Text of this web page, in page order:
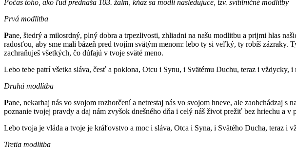
Počas toho, ako ľud prednáša 103. žalm, kňaz sa modlí nasledujúce, tzv. svitilničné modlitby
Prvá modlitba
Pane, štedrý a milosrdný, plný dobra a trpezlivosti, zhliadni na našu modlitbu a prijmi hlas
radosťou, aby sme mali bázeň pred tvojím svätým menom: lebo ty si veľký, ty robíš zázraky.
zachraňuješ všetkých, čo dúfajú v tvoje sväté meno.
Lebo tebe patrí všetka sláva, česť a poklona, Otcu i Synu, i Svätému Duchu, teraz i vždycky,
Druhá modlitba
Pane, nekarhaj nás vo svojom rozhorčení a netrestaj nás vo svojom hneve, ale zaobchádzaj
poznanie tvojej pravdy a daj nám zvyšok dnešného dňa i celý náš život prežiť bez hriechu a
Lebo tvoja je vláda a tvoje je kráľovstvo a moc i sláva, Otca i Syna, i Svätého Ducha, teraz i
Tretia modlitba